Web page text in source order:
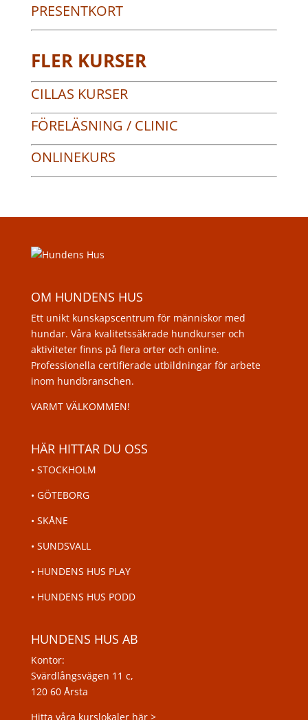
PRESENTKORT
FLER KURSER
CILLAS KURSER
FÖRELÄSNING / CLINIC
ONLINEKURS
OM HUNDENS HUS
Ett unikt kunskapscentrum för människor med
hundar. Våra kvalitetssäkrade hundkurser och
aktiviteter finns på flera orter och online.
Professionella certifierade utbildningar för arbete
inom hundbranschen.
VARMT VÄLKOMMEN!
HÄR HITTAR DU OSS
• STOCKHOLM
• GÖTEBORG
• SKÅNE
• SUNDSVALL
• HUNDENS HUS PLAY
• HUNDENS HUS PODD
HUNDENS HUS AB
Kontor:
Svärdlångsvägen 11 c,
120 60 Årsta
Hitta våra kurslokaler här >